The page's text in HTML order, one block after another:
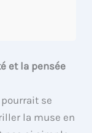
et la pensée
se
la muse en